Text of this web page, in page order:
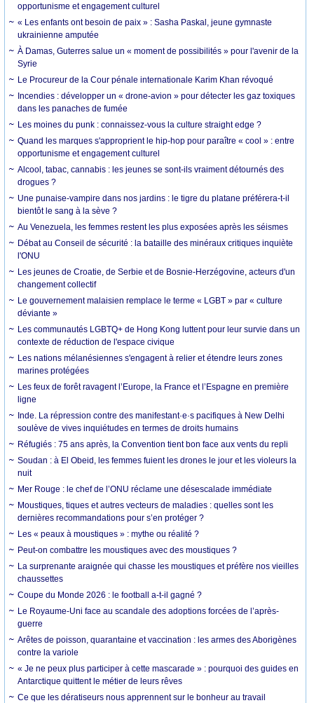
opportunisme et engagement culturel
« Les enfants ont besoin de paix » : Sasha Paskal, jeune gymnaste
ukrainienne amputée
À Damas, Guterres salue un « moment de possibilités » pour l'avenir de la
Syrie
Le Procureur de la Cour pénale internationale Karim Khan révoqué
Incendies : développer un « drone-avion » pour détecter les gaz toxiques
dans les panaches de fumée
Les moines du punk : connaissez-vous la culture straight edge ?
Quand les marques s'approprient le hip-hop pour paraître « cool » : entre
opportunisme et engagement culturel
Alcool, tabac, cannabis : les jeunes se sont-ils vraiment détournés des
drogues ?
Une punaise-vampire dans nos jardins : le tigre du platane préférera-t-il
bientôt le sang à la sève ?
Au Venezuela, les femmes restent les plus exposées après les séismes
Débat au Conseil de sécurité : la bataille des minéraux critiques inquiète
l'ONU
Les jeunes de Croatie, de Serbie et de Bosnie-Herzégovine, acteurs d'un
changement collectif
Le gouvernement malaisien remplace le terme « LGBT » par « culture
déviante »
Les communautés LGBTQ+ de Hong Kong luttent pour leur survie dans un
contexte de réduction de l'espace civique
Les nations mélanésiennes s'engagent à relier et étendre leurs zones
marines protégées
Les feux de forêt ravagent l’Europe, la France et l’Espagne en première
ligne
Inde. La répression contre des manifestant·e·s pacifiques à New Delhi
soulève de vives inquiétudes en termes de droits humains
Réfugiés : 75 ans après, la Convention tient bon face aux vents du repli
Soudan : à El Obeid, les femmes fuient les drones le jour et les violeurs la
nuit
Mer Rouge : le chef de l’ONU réclame une désescalade immédiate
Moustiques, tiques et autres vecteurs de maladies : quelles sont les
dernières recommandations pour s’en protéger ?
Les « peaux à moustiques » : mythe ou réalité ?
Peut-on combattre les moustiques avec des moustiques ?
La surprenante araignée qui chasse les moustiques et préfère nos vieilles
chaussettes
Coupe du Monde 2026 : le football a-t-il gagné ?
Le Royaume-Uni face au scandale des adoptions forcées de l’après-
guerre
Arêtes de poisson, quarantaine et vaccination : les armes des Aborigènes
contre la variole
« Je ne peux plus participer à cette mascarade » : pourquoi des guides en
Antarctique quittent le métier de leurs rêves
Ce que les dératiseurs nous apprennent sur le bonheur au travail